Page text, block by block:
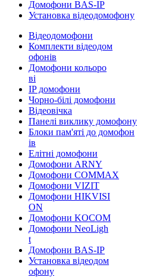
Домофони BAS-IP
Установка відеодомофону
Відеодомофони
Комплекти відеодом
офонів
Домофони кольоро
ві
IP домофони
Чорно-білі домофони
Відеовічка
Панелі виклику домофону
Блоки пам'яті до домофон
ів
Елітні домофони
Домофони ARNY
Домофони COMMAX
Домофони VIZIT
Домофони HIKVISI
ON
Домофони KOCOM
Домофони NeoLigh
t
Домофони BAS-IP
Установка відеодом
офону